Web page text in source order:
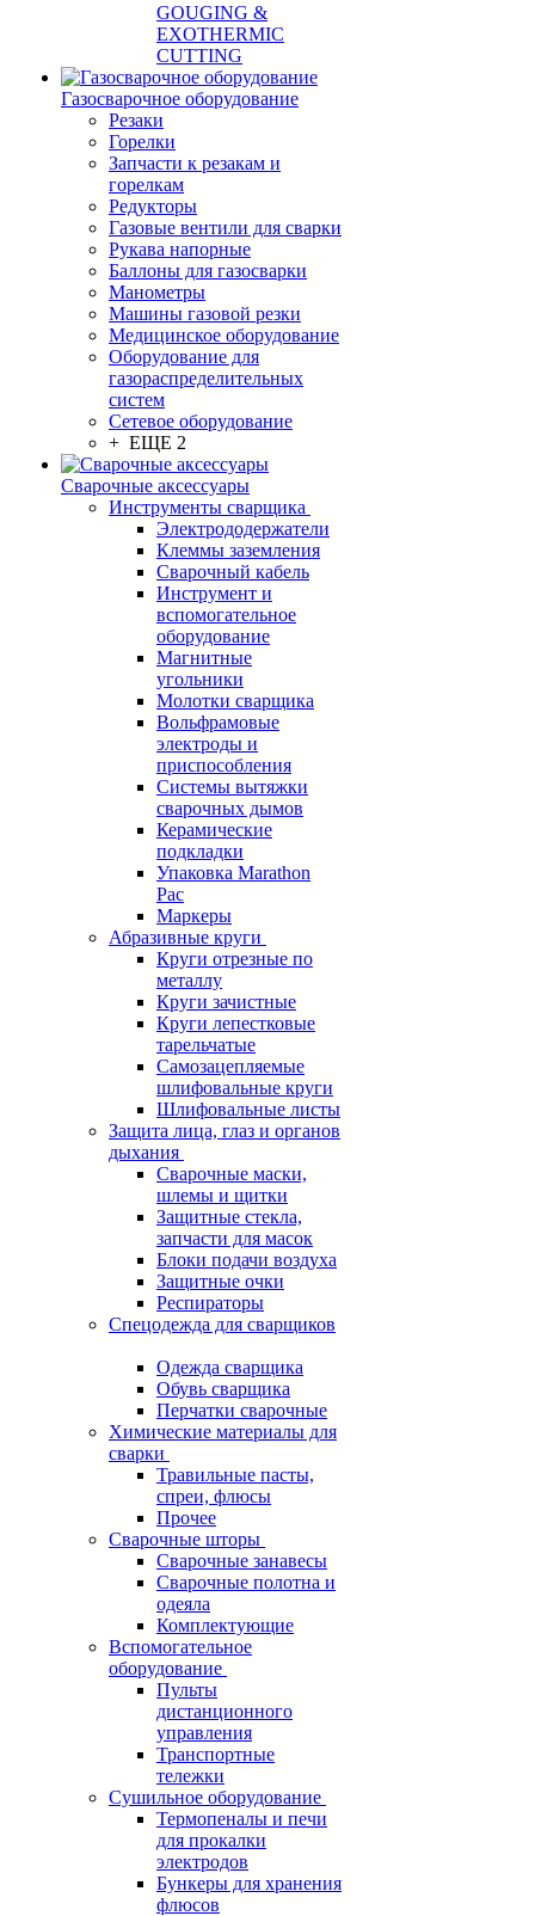
GOUGING &
EXOTHERMIC
CUTTING
Газосварочное оборудование
Резаки
Горелки
Запчасти к резакам и
горелкам
Редукторы
Газовые вентили для сварки
Рукава напорные
Баллоны для газосварки
Манометры
Машины газовой резки
Медицинское оборудование
Оборудование для
газораспределительных
систем
Сетевое оборудование
+ ЕЩЕ 2
Сварочные аксессуары
Инструменты сварщика
Электрододержатели
Клеммы заземления
Сварочный кабель
Инструмент и
вспомогательное
оборудование
Магнитные
угольники
Молотки сварщика
Вольфрамовые
электроды и
приспособления
Системы вытяжки
сварочных дымов
Керамические
подкладки
Упаковка Marathon
Pac
Маркеры
Абразивные круги
Круги отрезные по
металлу
Круги зачистные
Круги лепестковые
тарельчатые
Самозацепляемые
шлифовальные круги
Шлифовальные листы
Защита лица, глаз и органов
дыхания
Сварочные маски,
шлемы и щитки
Защитные стекла,
запчасти для масок
Блоки подачи воздуха
Защитные очки
Респираторы
Спецодежда для сварщиков
Одежда сварщика
Обувь сварщика
Перчатки сварочные
Химические материалы для
сварки
Травильные пасты,
спреи, флюсы
Прочее
Сварочные шторы
Сварочные занавесы
Сварочные полотна и
одеяла
Комплектующие
Вспомогательное
оборудование
Пульты
дистанционного
управления
Транспортные
тележки
Сушильное оборудование
Термопеналы и печи
для прокалки
электродов
Бункеры для хранения
флюсов